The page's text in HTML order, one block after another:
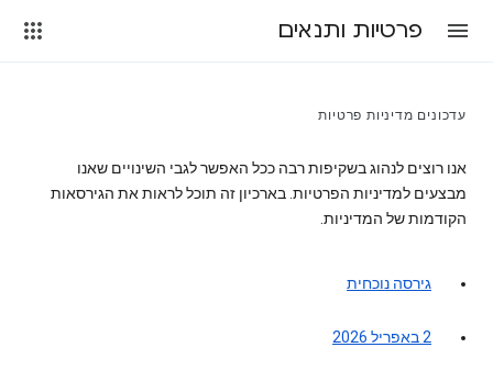
פרטיות ותנאים
עדכונים מדיניות פרטיות
אנו רוצים לנהוג בשקיפות רבה ככל האפשר לגבי השינויים שאנו
מבצעים למדיניות הפרטיות. בארכיון זה תוכל לראות את הגירסאות
הקודמות של המדיניות.
גירסה נוכחית
2 באפריל 2026